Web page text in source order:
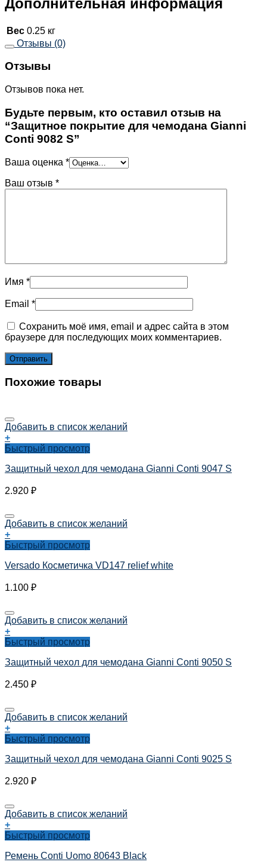
Вес 0.25 кг
Отзывы (0)
Отзывы
Отзывов пока нет.
Будьте первым, кто оставил отзыв на
“Защитное покрытие для чемодана Gianni
Conti 9082 S”
Ваша оценка *
Ваш отзыв *
Имя *
Email *
Сохранить моё имя, email и адрес сайта в этом
браузере для последующих моих комментариев.
Похожие товары
Добавить в список желаний
+
Быстрый просмотр
Защитный чехол для чемодана Gianni Conti 9047 S
2.920 ₽
Добавить в список желаний
+
Быстрый просмотр
Versado Косметичка VD147 relief white
1.100 ₽
Добавить в список желаний
+
Быстрый просмотр
Защитный чехол для чемодана Gianni Conti 9050 S
2.450 ₽
Добавить в список желаний
+
Быстрый просмотр
Защитный чехол для чемодана Gianni Conti 9025 S
2.920 ₽
Добавить в список желаний
+
Быстрый просмотр
Ремень Conti Uomo 80643 Black